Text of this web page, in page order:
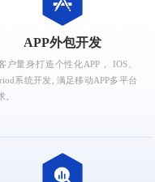
Interactive provide for you?
APP外包开发
户量身打造个性化APP， IOS、
系统开发, 满足移动APP多平台
。